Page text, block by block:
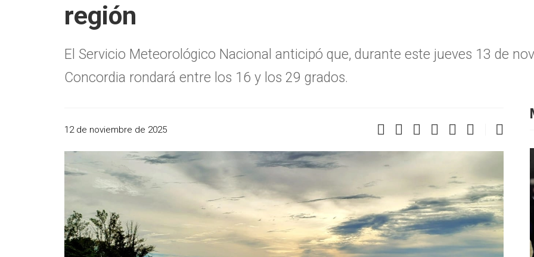
región
El Servicio Meteorológico Nacional anticipó que, durante este jueves 13 de
Concordia rondará entre los 16 y los 29 grados.
12 de noviembre de 2025